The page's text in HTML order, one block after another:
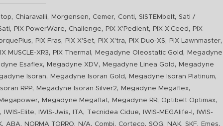
, Chiaravalli, Morgensen, Cemer, Conti,SISTEMbelt,Sati /
, PIX PowerWare, Challenge, PIX X'Pedient, PIX X'Ceed ,
PIX
, PIX Fras, PIX X'Set, PIX X'tra, PIX Duo-XS, PIX Lawnmaster,
MUSCLE-XR3, PIX Thermal , Megadyne Oleostatic Gold ,
Megadyne
Esaflex, Megadyne XDV, Megadyne Linea Gold ,
Megadyne
Isoran, Megadyne Isoran Gold , Megadyne Isoran Platinum,
RPP, Megadyne Isoran Silver2, Megadyne Megaflex,
, Megadyne Megaflat, Megadyne RR, Optibelt Optimax,
, IWIS-Elite, IWIS-Jwis, ITA, Tecnidea Cidue, IWIS-MEGAlife-I ,
IWIS-
, ABA, NORMA TORRO, N/A, Combi, Corteco,SOG, NAK,SKF, Emes,